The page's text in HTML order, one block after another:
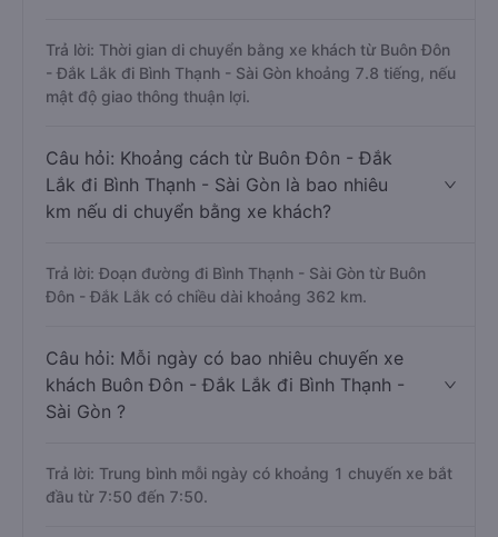
Trả lời: Thời gian di chuyển bằng xe khách từ Buôn Đôn
- Đắk Lắk đi Bình Thạnh - Sài Gòn khoảng 7.8 tiếng, nếu
mật độ giao thông thuận lợi.
Câu hỏi: Khoảng cách từ Buôn Đôn - Đắk
Lắk đi Bình Thạnh - Sài Gòn là bao nhiêu
km nếu di chuyển bằng xe khách?
Trả lời: Đoạn đường đi Bình Thạnh - Sài Gòn từ Buôn
Đôn - Đắk Lắk có chiều dài khoảng 362 km.
Câu hỏi: Mỗi ngày có bao nhiêu chuyến xe
khách Buôn Đôn - Đắk Lắk đi Bình Thạnh -
Sài Gòn ?
Trả lời: Trung bình mỗi ngày có khoảng 1 chuyến xe bắt
đầu từ 7:50 đến 7:50.